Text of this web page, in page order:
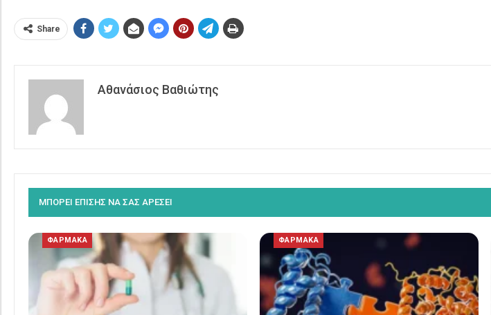
Share
Αθανάσιος Βαθιώτης
ΜΠΟΡΕΙ ΕΠΙΣΗΣ ΝΑ ΣΑΣ ΑΡΕΣΕΙ
ΦΑΡΜΑΚΑ ΦΑΡΜΑΚΑ